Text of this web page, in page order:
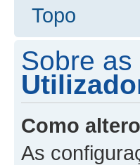
Topo
Sobre as
Como
As